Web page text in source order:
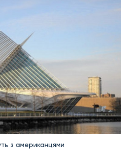
з американцями